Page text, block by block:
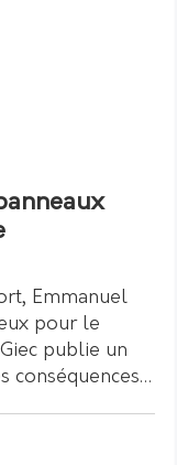
Emmanuel
pour le
publie un
conséquences…